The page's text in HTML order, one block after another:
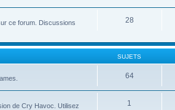
ce forum. Discussions
28
SUJETS
64
de Cry Havoc. Utilisez
1